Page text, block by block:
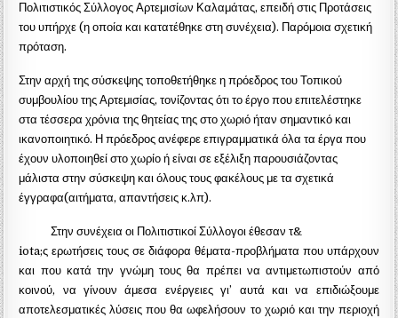
Πολιτιστικός Σύλλογος Αρτεμισίων Καλαμάτας, επειδή στις Προτάσεις
του υπήρχε (η οποία και κατατέθηκε στη συνέχεια). Παρόμοια σχετική
πρόταση.
Στην αρχή της σύσκεψης τοποθετήθηκε η πρόεδρος του Τοπικού
συμβουλίου της Αρτεμισίας, τονίζοντας ότι το έργο που επιτελέστηκε
στα τέσσερα χρόνια της θητείας της στο χωριό ήταν σημαντικό και
ικανοποιητικό. Η πρόεδρος ανέφερε επιγραμματικά όλα τα έργα που
έχουν υλοποιηθεί στο χωρίο ή είναι σε εξέλιξη παρουσιάζοντας
μάλιστα στην σύσκεψη και όλους τους φακέλους με τα σχετικά
έγγραφα(αιτήματα, απαντήσεις κ.λπ).
Στην συνέχεια οι Πολιτιστικοί Σύλλογοι έθεσαν τ&
iota;ς ερωτήσεις τους σε διάφορα θέματα-προβλήματα που υπάρχουν
και που κατά την γνώμη τους θα πρέπει να αντιμετωπιστούν από
κοινού, να γίνουν άμεσα ενέργειες γι’ αυτά και να επιδιώξουμε
αποτελεσματικές λύσεις που θα ωφελήσουν το χωριό και την περιοχή